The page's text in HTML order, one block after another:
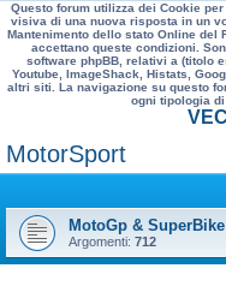
Questo forum utilizza dei Cookie
visiva di una nuova risposta in un
Mantenimento dello stato Online del
accettano queste condizioni.
software phpBB, relativi a (titolo
Youtube, ImageShack, Histats,
altri siti. La navigazione su questo
ogni tipologia
MotorSport
MotoGp & SuperBike
Argomenti: 712